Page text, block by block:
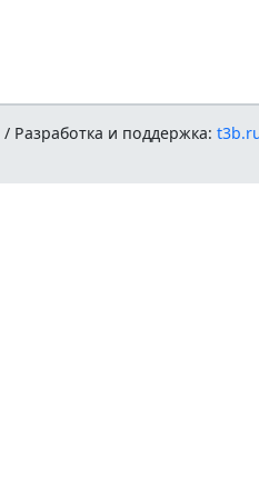
/ Разработка и поддержка: